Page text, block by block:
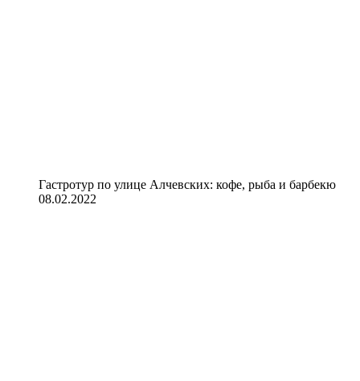
Гастротур по улице Алчевских: кофе, рыба и барбекю
08.02.2022